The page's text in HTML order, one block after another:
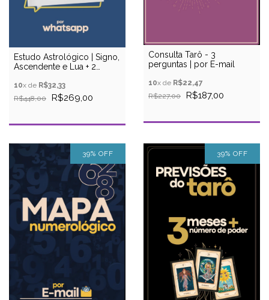
Estudo Astrológico | Signo,
Ascendente e Lua + 2
10x de R$32,33
R$448,00
R$269,00
Consulta Tarô - 3
perguntas | por E-mail
10x de R$22,47
R$227,00
R$187,00
39% OFF 39% OFF